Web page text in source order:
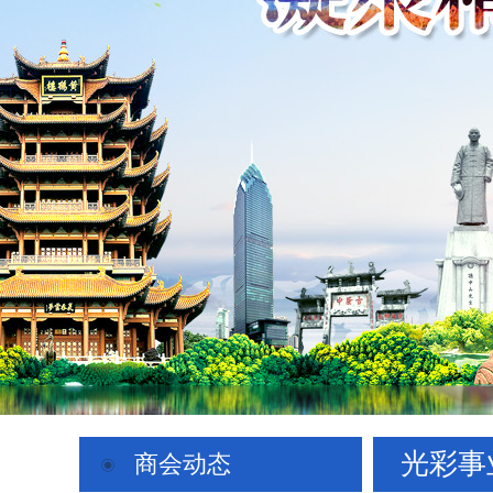
商会动态 光彩事